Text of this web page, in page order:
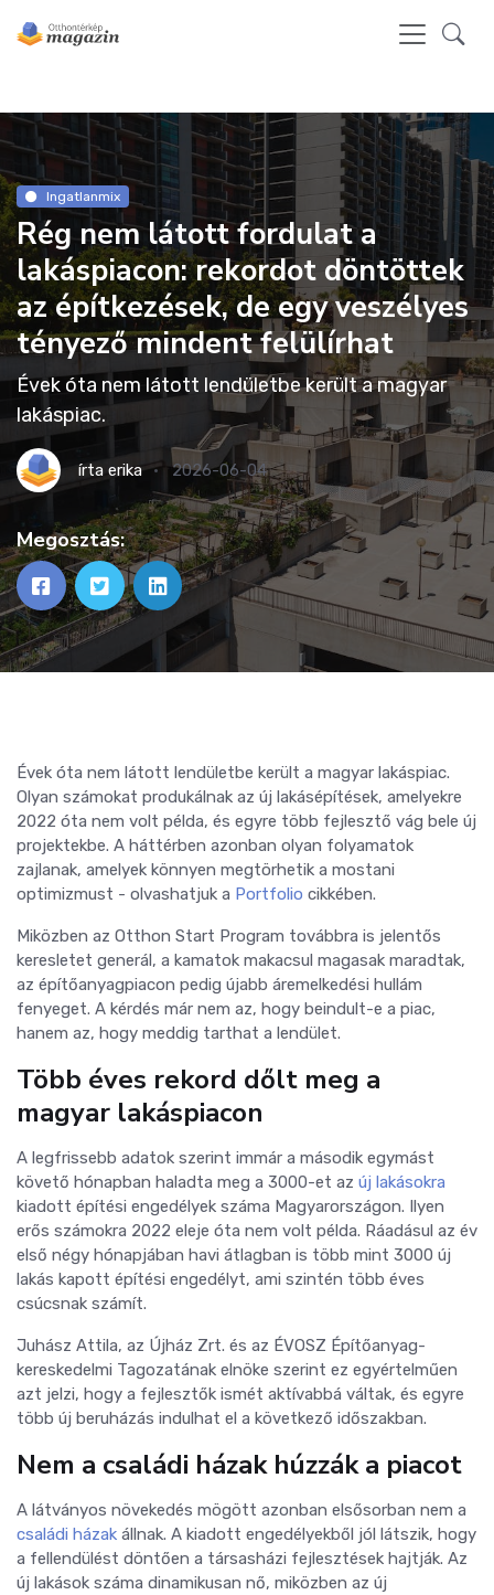
Ingatlanmix
Rég nem látott fordulat a
lakáspiacon: rekordot döntöttek
az építkezések, de egy veszélyes
tényező mindent felülírhat
Évek óta nem látott lendületbe került a magyar
lakáspiac.
írta erika 2026-06-04
Megosztás:
Évek óta nem látott lendületbe került a magyar lakáspiac.
Olyan számokat produkálnak az új lakásépítések, amelyekre
2022 óta nem volt példa, és egyre több fejlesztő vág bele új
projektekbe. A háttérben azonban olyan folyamatok
zajlanak, amelyek könnyen megtörhetik a mostani
optimizmust - olvashatjuk a Portfolio cikkében.
Miközben az Otthon Start Program továbbra is jelentős
keresletet generál, a kamatok makacsul magasak maradtak,
az építőanyagpiacon pedig újabb áremelkedési hullám
fenyeget. A kérdés már nem az, hogy beindult-e a piac,
hanem az, hogy meddig tarthat a lendület.
Több éves rekord dőlt meg a
magyar lakáspiacon
A legfrissebb adatok szerint immár a második egymást
követő hónapban haladta meg a 3000-et az új lakásokra
kiadott építési engedélyek száma Magyarországon. Ilyen
erős számokra 2022 eleje óta nem volt példa. Ráadásul az év
első négy hónapjában havi átlagban is több mint 3000 új
lakás kapott építési engedélyt, ami szintén több éves
csúcsnak számít.
Juhász Attila, az Újház Zrt. és az ÉVOSZ Építőanyag-
kereskedelmi Tagozatának elnöke szerint ez egyértelműen
azt jelzi, hogy a fejlesztők ismét aktívabbá váltak, és egyre
több új beruházás indulhat el a következő időszakban.
Nem a családi házak húzzák a piacot
A látványos növekedés mögött azonban elsősorban nem a
családi házak állnak. A kiadott engedélyekből jól látszik, hogy
a fellendülést döntően a társasházi fejlesztések hajtják. Az
új lakások száma dinamikusan nő, miközben az új